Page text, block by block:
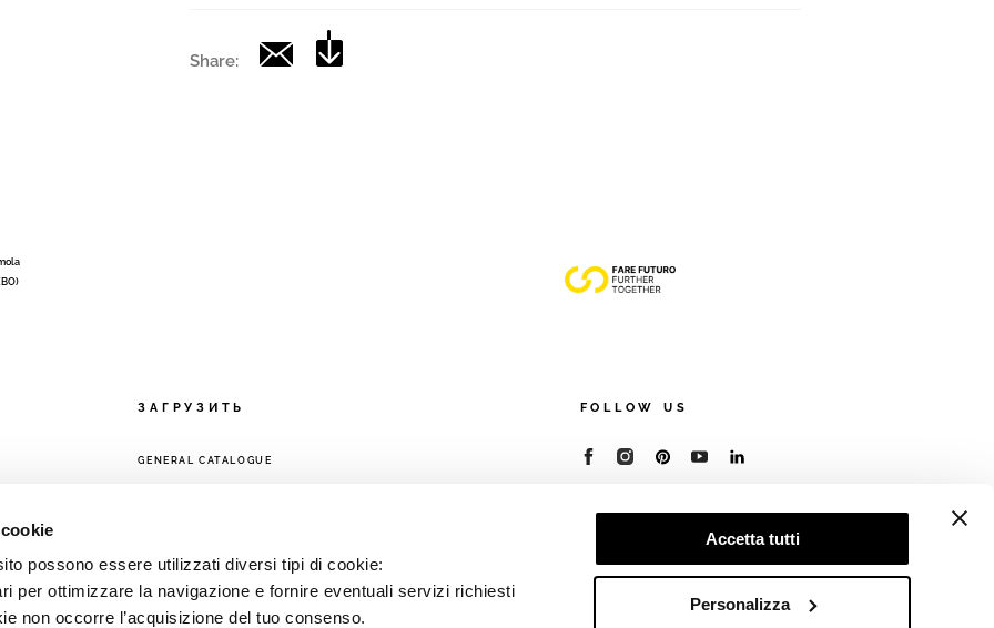
possono essere utilizzati diversi tipi di cookie:
per ottimizzare la navigazione e fornire eventuali servizi richiesti
non occorre l’acquisizione del tuo consenso.
Accetta tutti
Personalizza
Share:
ЗАГРУЗИТЬ
GENERAL CATALOGUE
FOLLOW US
© 2026 - Cooperativa Ceramica d’Imola
R.E.A. BO 5545